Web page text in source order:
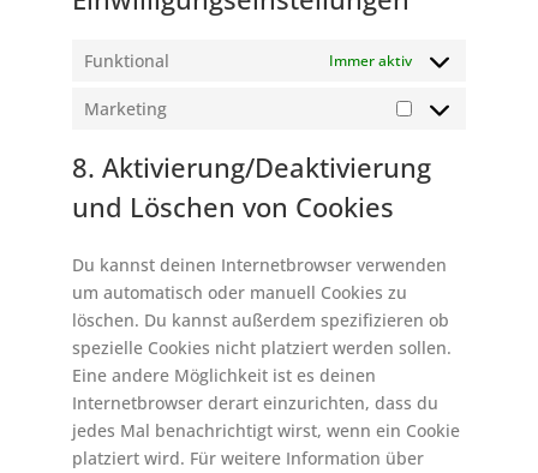
Funktional Immer aktiv
Marketing
Marketing
8. Aktivierung/Deaktivierung
und Löschen von Cookies
Du kannst deinen Internetbrowser verwenden
um automatisch oder manuell Cookies zu
löschen. Du kannst außerdem spezifizieren ob
spezielle Cookies nicht platziert werden sollen.
Eine andere Möglichkeit ist es deinen
Internetbrowser derart einzurichten, dass du
jedes Mal benachrichtigt wirst, wenn ein Cookie
platziert wird. Für weitere Information über